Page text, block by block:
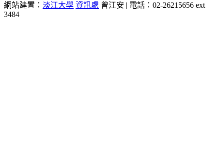
網站建置： 淡江大學 資訊處 曾江安 | 電話：02-26215656 ext
3484